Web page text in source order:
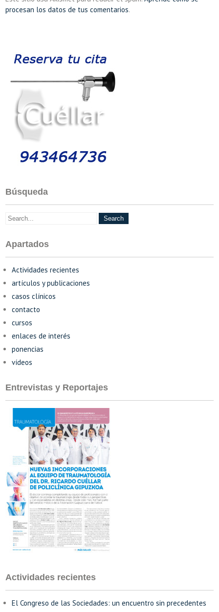
procesan los datos de tus comentarios.
Búsqueda
Apartados
Actividades recientes
artículos y publicaciones
casos clínicos
contacto
cursos
enlaces de interés
ponencias
vídeos
Entrevistas y Reportajes
Actividades recientes
El Congreso de las Sociedades: un encuentro sin precedentes